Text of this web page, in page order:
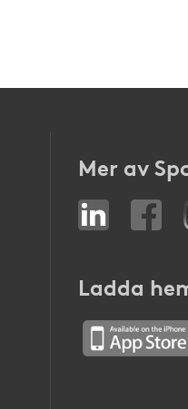
Mer av
Ladda